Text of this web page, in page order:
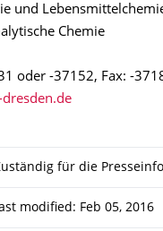
und
Chemie
oder -37152, Fax: -
für die
modified: Feb 05, 2016